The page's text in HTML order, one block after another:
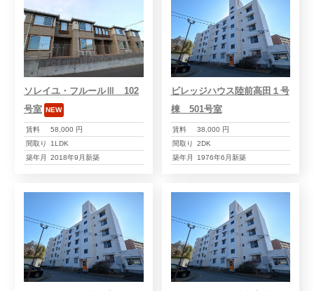
ソレイユ・フルールⅢ 102
号室 NEW
賃料
58,000 円
間取り
1LDK
築年月
2018年9月新築
ビレッジハウス陸前高田１号
棟 501号室
賃料
38,000 円
間取り
2DK
築年月
1976年6月新築